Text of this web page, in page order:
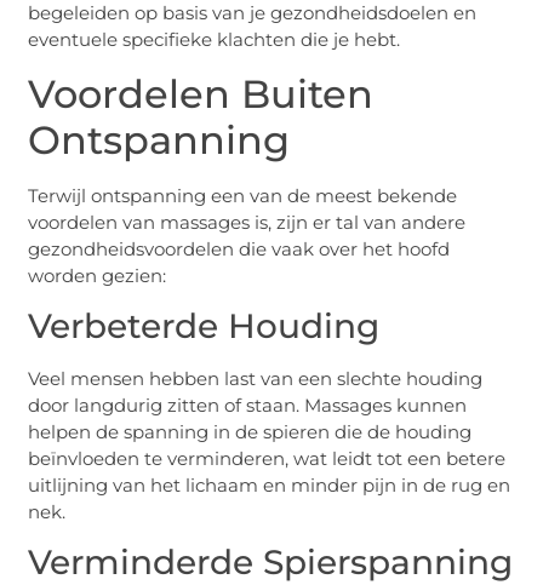
begeleiden op basis van je gezondheidsdoelen en
eventuele specifieke klachten die je hebt.
Voordelen Buiten
Ontspanning
Terwijl ontspanning een van de meest bekende
voordelen van massages is, zijn er tal van andere
gezondheidsvoordelen die vaak over het hoofd
worden gezien:
Verbeterde Houding
Veel mensen hebben last van een slechte houding
door langdurig zitten of staan. Massages kunnen
helpen de spanning in de spieren die de houding
beïnvloeden te verminderen, wat leidt tot een betere
uitlijning van het lichaam en minder pijn in de rug en
nek.
Verminderde Spierspanning